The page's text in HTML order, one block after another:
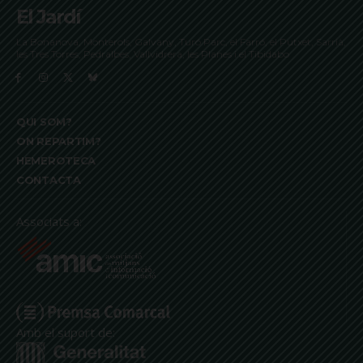
El Jardí
La Bonanova, Monterols, Galvany, Turó Parc, el Farró, el Putxet, Sarrià,
les Tres Torres, Pedralbes, Vallvidrera, les Planes i el Tibidabo
QUI SOM?
ON REPARTIM?
HEMEROTECA
CONTACTA
Associats a:
Amb el suport de: